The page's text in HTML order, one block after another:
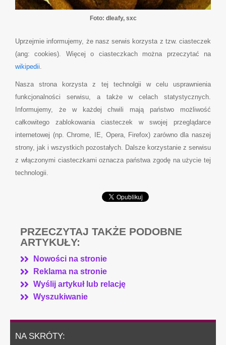
Foto: dleafy, sxc
Uprzejmie informujemy, że nasz serwis korzysta z tzw. ciasteczek
(ang: cookies). Więcej o ciasteczkach można przeczytać na
wikipedii.
Nasza strona korzysta z tej technolgii w celu usprawnienia
funkcjonalności serwisu, a także w celach statystycznych.
Informujemy, że w każdej chwili mają państwo możliwość
całkowitego zablokowania ciasteczek w swojej przeglądarce
internetowej (np. Chrome, IE, Opera, Firefox) zarówno dla naszej
strony, jak i wszystkich pozostałych. Dalsze korzystanie z serwisu
z włączonymi ciasteczkami oznacza państwa zgodę na użycie tej
technologii.
PRZECZYTAJ TAKŻE PODOBNE
ARTYKUŁY:
Nowości na stronie
Reklama na stronie
Wyślij artykuł lub relację
Wyszukiwanie
NA SKRÓTY: